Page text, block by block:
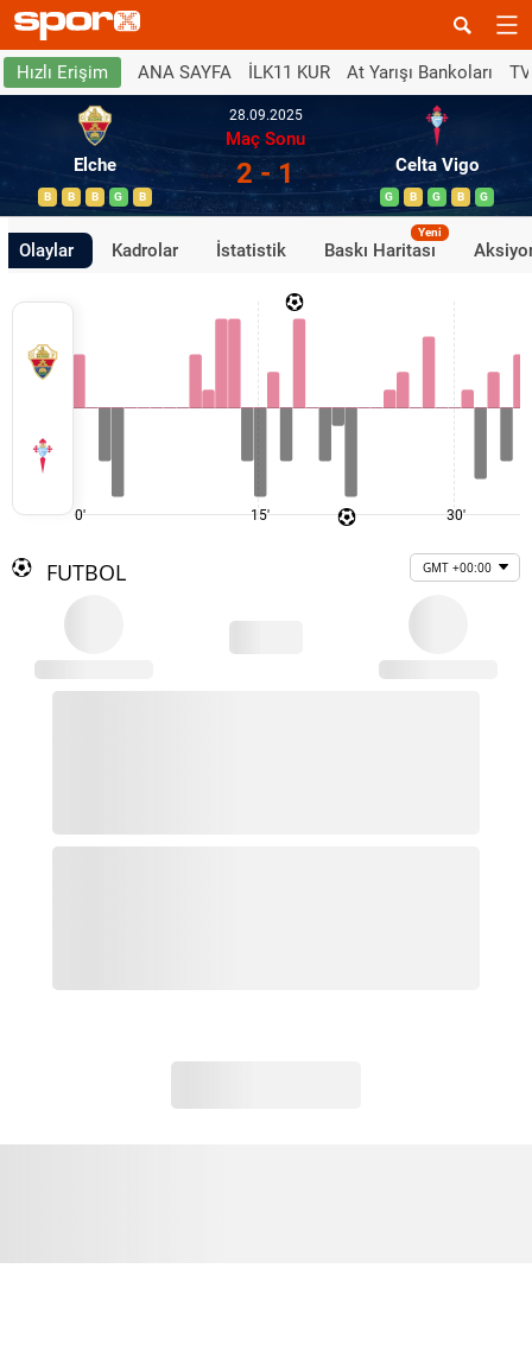
Hızlı Erişim ANA SAYFA İLK11 KUR At Yarışı Bankoları
Elche
B B B G B
28.09.2025
Maç Sonu
2 - 1 Celta Vigo
G B G B G
Olaylar Kadrolar İstatistik Baskı Haritası
Yeni
0' 15' 30'
FUTBOL GMT +00:00